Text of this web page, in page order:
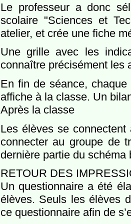
Le professeur a donc
scolaire "Sciences et
atelier, et crée une fiche
Une grille avec les
connaître précisément les
En fin de séance,
affiche à la classe. Un
Après la classe
Les élèves se
connecter au groupe de
dernière partie du schéma
RETOUR DES
Un questionnaire a été
élèves. Seuls les élèves
ce questionnaire afin de